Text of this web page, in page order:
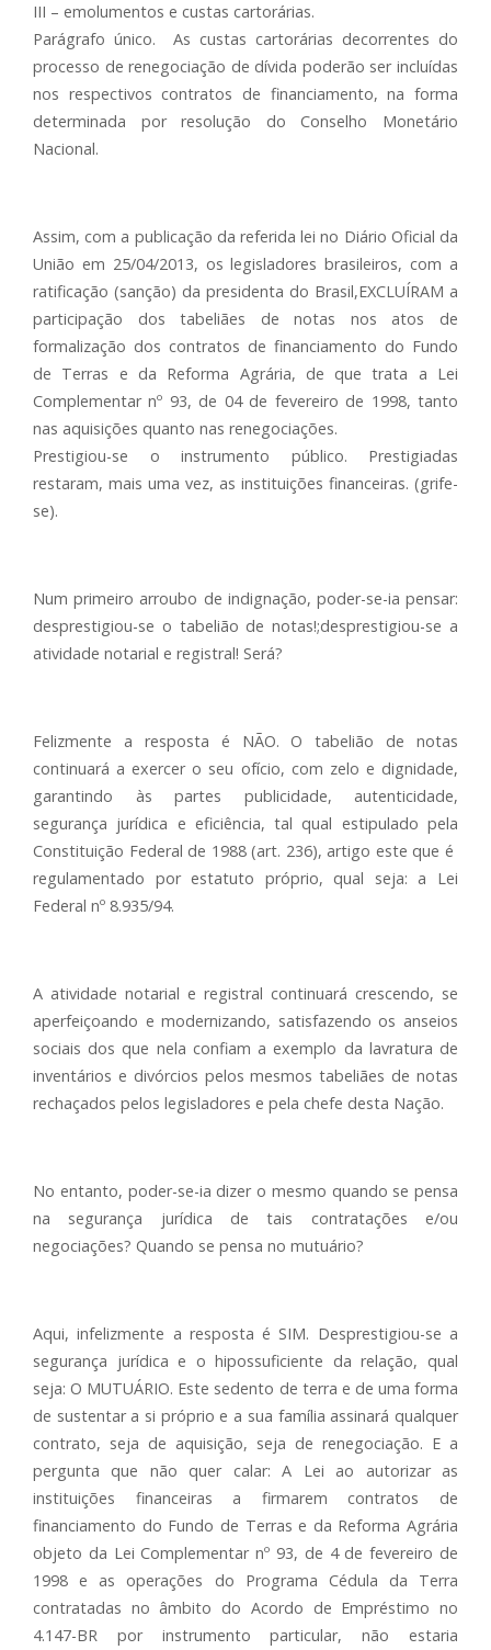
III – emolumentos e custas cartorárias.
Parágrafo único. As custas cartorárias decorrentes do
processo de renegociação de dívida poderão ser incluídas
nos respectivos contratos de financiamento, na forma
determinada por resolução do Conselho Monetário
Nacional.
Assim, com a publicação da referida lei no Diário Oficial da
União em 25/04/2013, os legisladores brasileiros, com a
ratificação (sanção) da presidenta do Brasil,EXCLUÍRAM a
participação dos tabeliães de notas nos atos de
formalização dos contratos de financiamento do Fundo
de Terras e da Reforma Agrária, de que trata a Lei
Complementar nº 93, de 04 de fevereiro de 1998, tanto
nas aquisições quanto nas renegociações.
Prestigiou-se o instrumento público. Prestigiadas
restaram, mais uma vez, as instituições financeiras. (grife-
se).
Num primeiro arroubo de indignação, poder-se-ia pensar:
desprestigiou-se o tabelião de notas!;desprestigiou-se a
atividade notarial e registral! Será?
Felizmente a resposta é NÃO. O tabelião de notas
continuará a exercer o seu ofício, com zelo e dignidade,
garantindo às partes publicidade, autenticidade,
segurança jurídica e eficiência, tal qual estipulado pela
Constituição Federal de 1988 (art. 236), artigo este que é
regulamentado por estatuto próprio, qual seja: a Lei
Federal nº 8.935/94.
A atividade notarial e registral continuará crescendo, se
aperfeiçoando e modernizando, satisfazendo os anseios
sociais dos que nela confiam a exemplo da lavratura de
inventários e divórcios pelos mesmos tabeliães de notas
rechaçados pelos legisladores e pela chefe desta Nação.
No entanto, poder-se-ia dizer o mesmo quando se pensa
na segurança jurídica de tais contratações e/ou
negociações? Quando se pensa no mutuário?
Aqui, infelizmente a resposta é SIM. Desprestigiou-se a
segurança jurídica e o hipossuficiente da relação, qual
seja: O MUTUÁRIO. Este sedento de terra e de uma forma
de sustentar a si próprio e a sua família assinará qualquer
contrato, seja de aquisição, seja de renegociação. E a
pergunta que não quer calar: A Lei ao autorizar as
instituições financeiras a firmarem contratos de
financiamento do Fundo de Terras e da Reforma Agrária
objeto da Lei Complementar nº 93, de 4 de fevereiro de
1998 e as operações do Programa Cédula da Terra
contratadas no âmbito do Acordo de Empréstimo no
4.147-BR por instrumento particular, não estaria